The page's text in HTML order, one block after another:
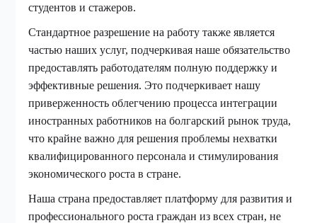
студентов и стажеров.
Стандартное разрешение на работу также является
частью наших услуг, подчеркивая наше обязательство
предоставлять работодателям полную поддержку и
эффективные решения. Это подчеркивает нашу
приверженность облегчению процесса интеграции
иностранных работников на болгарский рынок труда,
что крайне важно для решения проблемы нехватки
квалифицированного персонала и стимулирования
экономического роста в стране.
Наша страна предоставляет платформу для развития и
профессионального роста граждан из всех стран, не